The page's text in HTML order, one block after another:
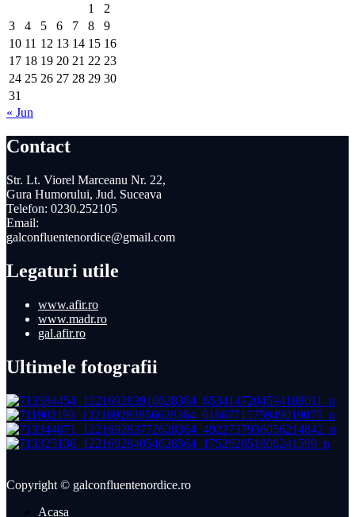
1
2
3
4 5 6 7 8
9
10 11 12 13 14 15 16
17 18 19 20 21 22 23
24 25 26 27 28 29 30
31
« Jun
Contact
Str. Lt. Viorel Marceanu Nr. 22,
Gura Humorului, Jud. Suceava
Telefon: 0230.252105
Email:
galconfluentenordice@gmail.com
Legaturi utile
www.afir.ro
www.madr.ro
gal.afir.ro
Ultimele fotografii
Copyright © galconfluentenordice.ro
Acasa